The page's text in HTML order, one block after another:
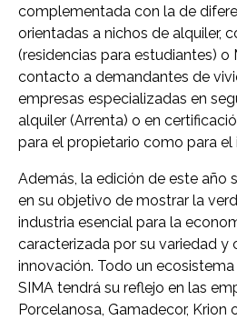
complementada con la de
orientadas a nichos de alquiler,
(residencias para estudiantes) o
contacto a demandantes de
empresas especializadas en
alquiler (Arrenta) o en
para el propietario como para el
Además, la edición de este año
en su objetivo de mostrar la
industria esencial para la
caracterizada por su variedad y
innovación. Todo un
SIMA tendrá su reflejo en las
Porcelanosa, Gamadecor, Krion